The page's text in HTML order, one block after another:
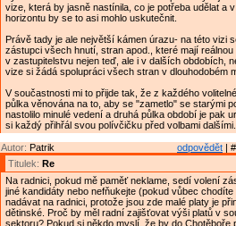
vize, která by jasně nastínila, co je potřeba udělat a
horizontu by se to asi mohlo uskutečnit.
Právě tady je ale největší kámen úrazu- na této vizi
zástupci všech hnutí, stran apod., které mají
v zastupitelstvu nejen teď, ale i v dalších obdobích,
vize si žádá spolupráci všech stran v dlouhodobém
V součastnosti mi to přijde tak, že z každého
půlka věnována na to, aby se "zametlo" se starými
nastolilo minulé vedení a druhá půlka období je pak
si každý přihřál svou polívčičku před volbami
odpovědět |
Autor: Patrik
Titulek: Re
Na radnici, pokud mě paměť neklame, sedí volení
jiné kandidáty nebo nefňukejte (pokud vůbec chodíte
nadávat na radnici, protože jsou zde malé platy je
dětinské. Proč by měl radní zajišťovat výši platů v
sektoru? Pokud si někdo myslí, že by do Chotěboře